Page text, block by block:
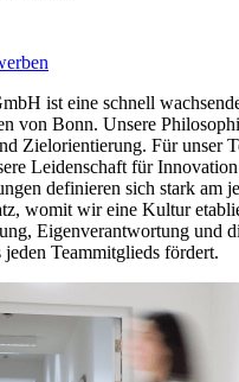
ist eine schnell
von Bonn. Unsere
Zielorientierung. Für unser
Leidenschaft für
definieren sich stark am
womit wir eine Kultur
Eigenverantwortung und
Teammitglieds fördert.